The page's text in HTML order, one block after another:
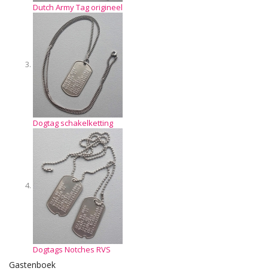
Dutch Army Tag origineel
Dogtag schakelketting
Dogtags Notches RVS
Gastenboek